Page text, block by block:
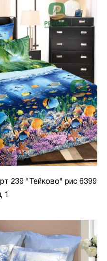
239 "Тейково" рис 6399
1